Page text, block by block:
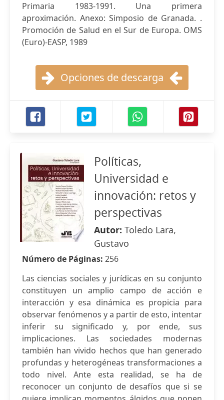
Primaria 1983-1991. Una primera
aproximación. Anexo: Simposio de Granada. .
Promoción de Salud en el Sur de Europa. OMS
(Euro)-EASP, 1989
Opciones de descarga
Políticas,
Universidad e
innovación: retos y
perspectivas
Autor: Toledo Lara,
Gustavo
Número de Páginas: 256
Las ciencias sociales y jurídicas en su conjunto
constituyen un amplio campo de acción e
interacción y esa dinámica es propicia para
observar fenómenos y a partir de esto, intentar
inferir su significado y, por ende, sus
implicaciones. Las sociedades modernas
también han vivido hechos que han generado
profundas y heterogéneas transformaciones a
todo nivel. Ante esta realidad, se ha de
reconocer un conjunto de desafíos que si se